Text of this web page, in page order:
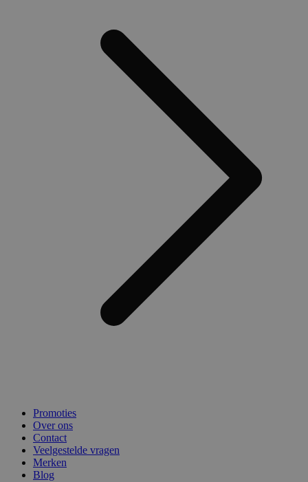
Promoties
Over ons
Contact
Veelgestelde vragen
Merken
Blog